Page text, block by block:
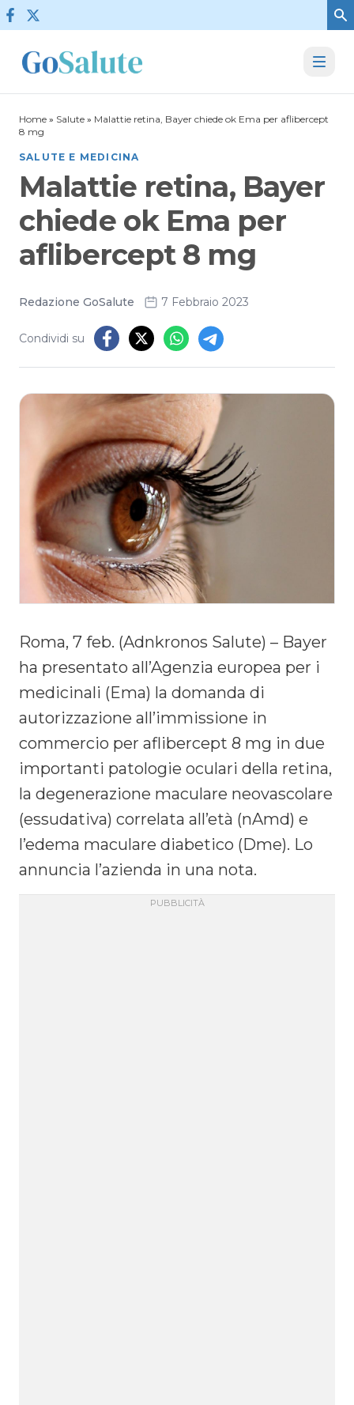
Vai al contenuto
Home » Salute » Malattie retina, Bayer chiede ok Ema per aflibercept
8 mg
SALUTE E MEDICINA
Malattie retina, Bayer
chiede ok Ema per
aflibercept 8 mg
Redazione GoSalute 7 Febbraio 2023
Condividi su
Roma, 7 feb. (Adnkronos Salute) – Bayer
ha presentato all’Agenzia europea per i
medicinali (Ema) la domanda di
autorizzazione all’immissione in
commercio per aflibercept 8 mg in due
importanti patologie oculari della retina,
la degenerazione maculare neovascolare
(essudativa) correlata all’età (nAmd) e
l’edema maculare diabetico (Dme). Lo
annuncia l’azienda in una nota.